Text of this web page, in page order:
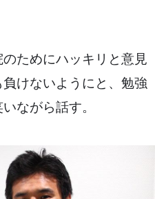
のためにハッキリと意見
けないようにと、勉強
ながら話す。